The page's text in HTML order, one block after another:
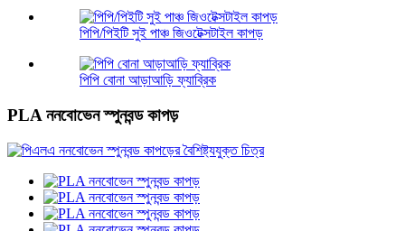
পিপি/পিইটি সুই পাঞ্চ জিওটেক্সটাইল কাপড়
পিপি বোনা আড়াআড়ি ফ্যাব্রিক
PLA ননবোভেন স্পুনবন্ড কাপড়